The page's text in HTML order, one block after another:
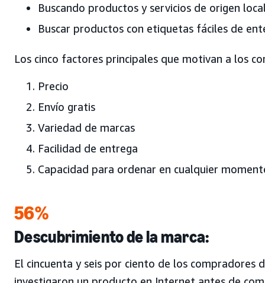
Buscando productos y servicios de origen
Buscar productos con etiquetas fáciles de
Los cinco factores principales que motivan a los
Precio
Envío gratis
Variedad de marcas
Facilidad de entrega
Capacidad para ordenar en cualquier
56%
Descubrimiento de la marca:
El cincuenta y seis por ciento de los compradores